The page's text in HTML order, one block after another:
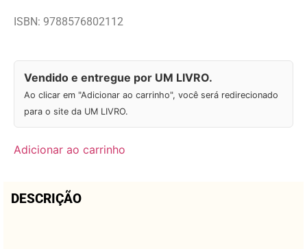
ISBN: 9788576802112
Vendido e entregue por UM LIVRO.
Ao clicar em "Adicionar ao carrinho", você será redirecionado
para o site da UM LIVRO.
Adicionar ao carrinho
DESCRIÇÃO